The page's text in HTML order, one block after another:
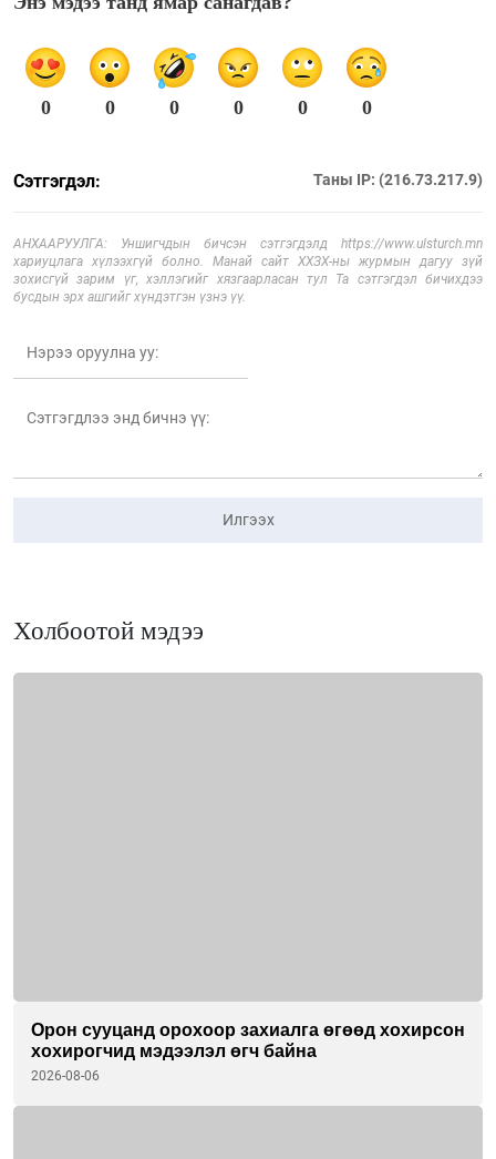
0 0 0 0 0 0
Сэтгэгдэл: Таны IP: (216.73.217.9)
АНХААРУУЛГА: Уншигчдын бичсэн сэтгэгдэлд https://www.ulsturch.mn
хариуцлага хүлээхгүй болно. Манай сайт ХХЗХ-ны журмын дагуу зүй
зохисгүй зарим үг, хэллэгийг хязгаарласан тул Та сэтгэгдэл бичихдээ
бусдын эрх ашгийг хүндэтгэн үзнэ үү.
Илгээх
Холбоотой мэдээ
Орон сууцанд орохоор захиалга өгөөд хохирсон
хохирогчид мэдээлэл өгч байна
2026-08-06